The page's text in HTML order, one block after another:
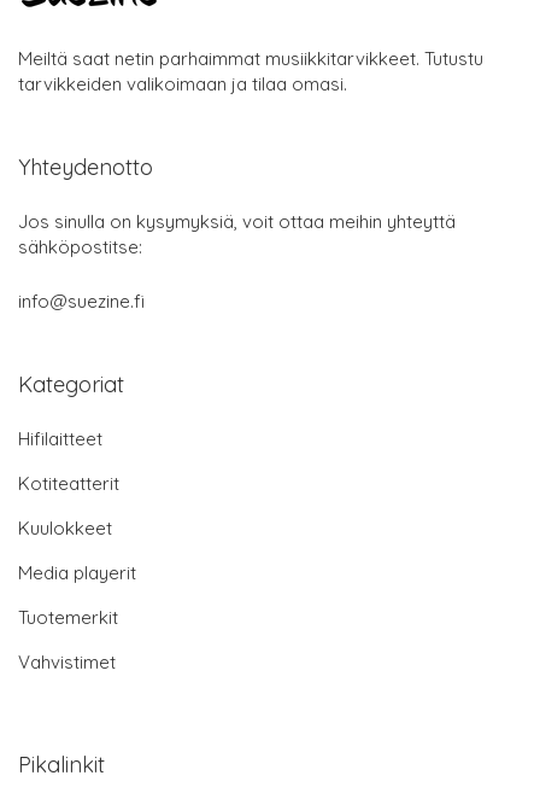
Meiltä saat netin parhaimmat musiikkitarvikkeet. Tutustu
tarvikkeiden valikoimaan ja tilaa omasi.
Yhteydenotto
Jos sinulla on kysymyksiä, voit ottaa meihin yhteyttä
sähköpostitse:
info@suezine.fi
Kategoriat
Hifilaitteet
Kotiteatterit
Kuulokkeet
Media playerit
Tuotemerkit
Vahvistimet
Pikalinkit